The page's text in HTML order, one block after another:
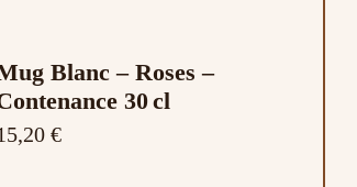
Blanc – Roses –
30 cl
€